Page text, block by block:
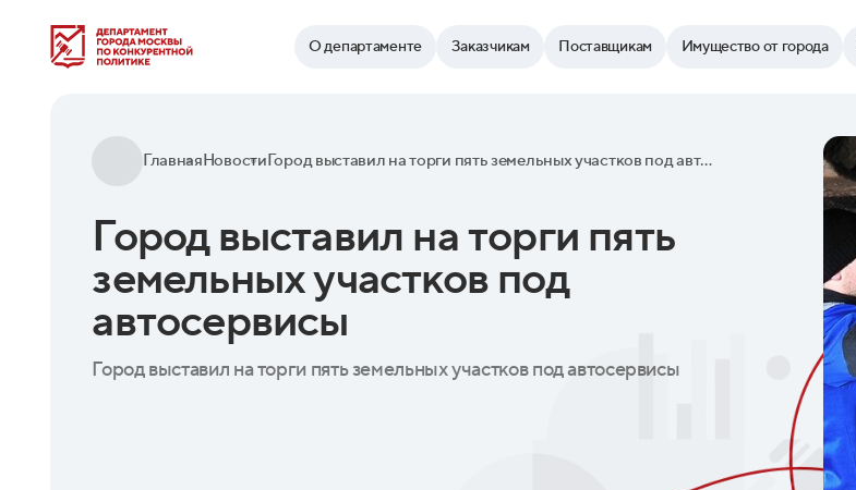
О департаменте Заказчикам Поставщикам Имущество от города
ГлавнаяНовости Город выставил на торги пять земельных участков под автосервисы
Город выставил на торги пять
земельных участков под
автосервисы
Город выставил на торги пять земельных участков под автосервисы